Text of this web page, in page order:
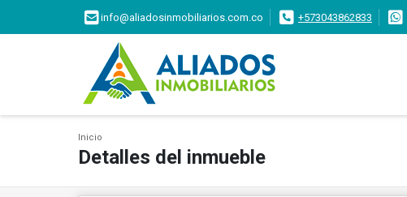
info@aliadosinmobiliarios.com.co +573043862833
Inicio
Detalles del inmueble